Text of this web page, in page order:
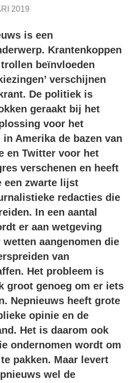
2019
is een
Krantenkoppen
beïnvloeden
verschijnen
De politiek is
geraakt bij het
voor het
Amerika de bazen van
en Twitter voor het
verschenen en heeft
een zwarte lijst
redacties die
In een aantal
er aan wetgeving
aangenomen die
van
Het probleem is
groot genoeg om er iets
Nepnieuws heeft grote
opinie en de
Het is daarom ook
ondernomen wordt om
pakken. Maar levert
wel de